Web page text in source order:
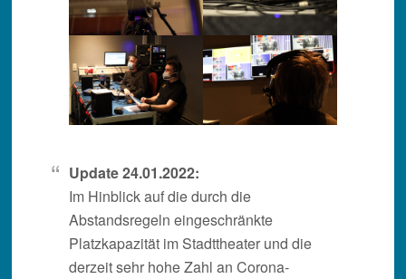
Update 24.01.2022:
Im Hinblick auf die durch die
Abstandsregeln eingeschränkte
Platzkapazität im Stadttheater und die
derzeit sehr hohe Zahl an Corona-